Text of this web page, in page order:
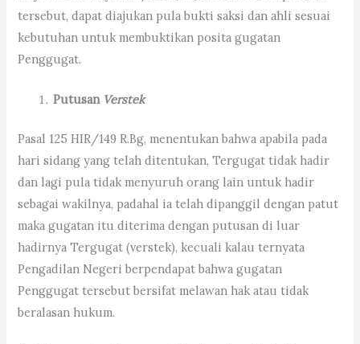
tersebut, dapat diajukan pula bukti saksi dan ahli sesuai
kebutuhan untuk membuktikan posita gugatan
Penggugat.
Putusan Verstek
Pasal 125 HIR/149 R.Bg, menentukan bahwa apabila pada
hari sidang yang telah ditentukan, Tergugat tidak hadir
dan lagi pula tidak menyuruh orang lain untuk hadir
sebagai wakilnya, padahal ia telah dipanggil dengan patut
maka gugatan itu diterima dengan putusan di luar
hadirnya Tergugat (verstek), kecuali kalau ternyata
Pengadilan Negeri berpendapat bahwa gugatan
Penggugat tersebut bersifat melawan hak atau tidak
beralasan hukum.